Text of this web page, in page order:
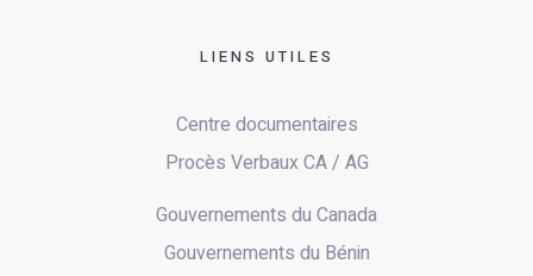
LIENS UTILES
Centre documentaires
Procès Verbaux CA / AG
Gouvernements du Canada
Gouvernements du Bénin